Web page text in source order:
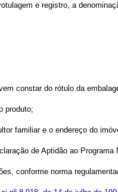
e registro, a
constar do rótulo da
produto;
familiar e o endereço do
de Aptidão ao
conforme norma